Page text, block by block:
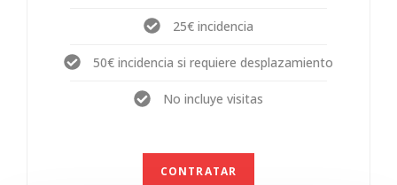
25€ incidencia
50€ incidencia si requiere desplazamiento
No incluye visitas
CONTRATAR